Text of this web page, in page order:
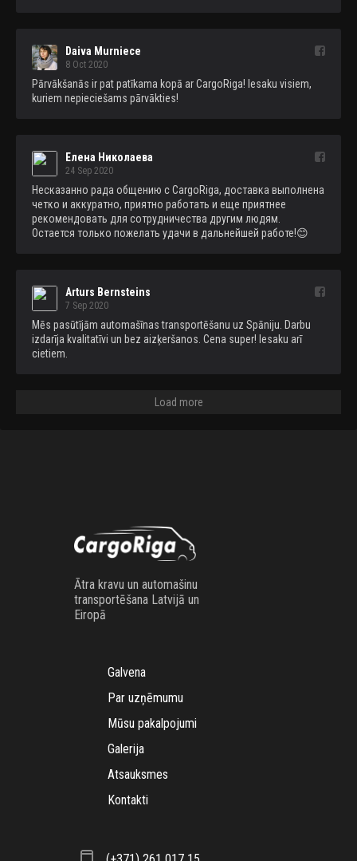
Daiva Murniece
8 Oct 2020
Pārvākšanās ir pat patīkama kopā ar CargoRiga! Iesaku visiem,
kuriem nepieciešams pārvākties!
Елена Николаева
24 Sep 2020
Несказанно рада общению с CargoRiga, доставка выполнена
четко и аккуратно, приятно работать и еще приятнее
рекомендовать для сотрудничества другим людям.
Остается только пожелать удачи в дальнейшей работе!😊
Arturs Bernsteins
7 Sep 2020
Mēs pasūtījām automašīnas transportēšanu uz Spāniju. Darbu
izdarīja kvalitatīvi un bez aizķeršanos. Cena super! Iesaku arī
cietiem.
Load more
Ātra kravu un automašinu
transportēšana Latvijā un
Eiropā
Galvena
Par uzņēmumu
Mūsu pakalpojumi
Galerija
Atsauksmes
Kontakti